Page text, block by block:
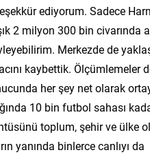
ediyorum. Sadece
2 milyon 300 bin civarında
Merkezde de
kaybettik. Ölçümlemeler
her şey net olarak
10 bin futbol sahası
toplum, şehir ve ülke
yanında binlerce canlıyı da